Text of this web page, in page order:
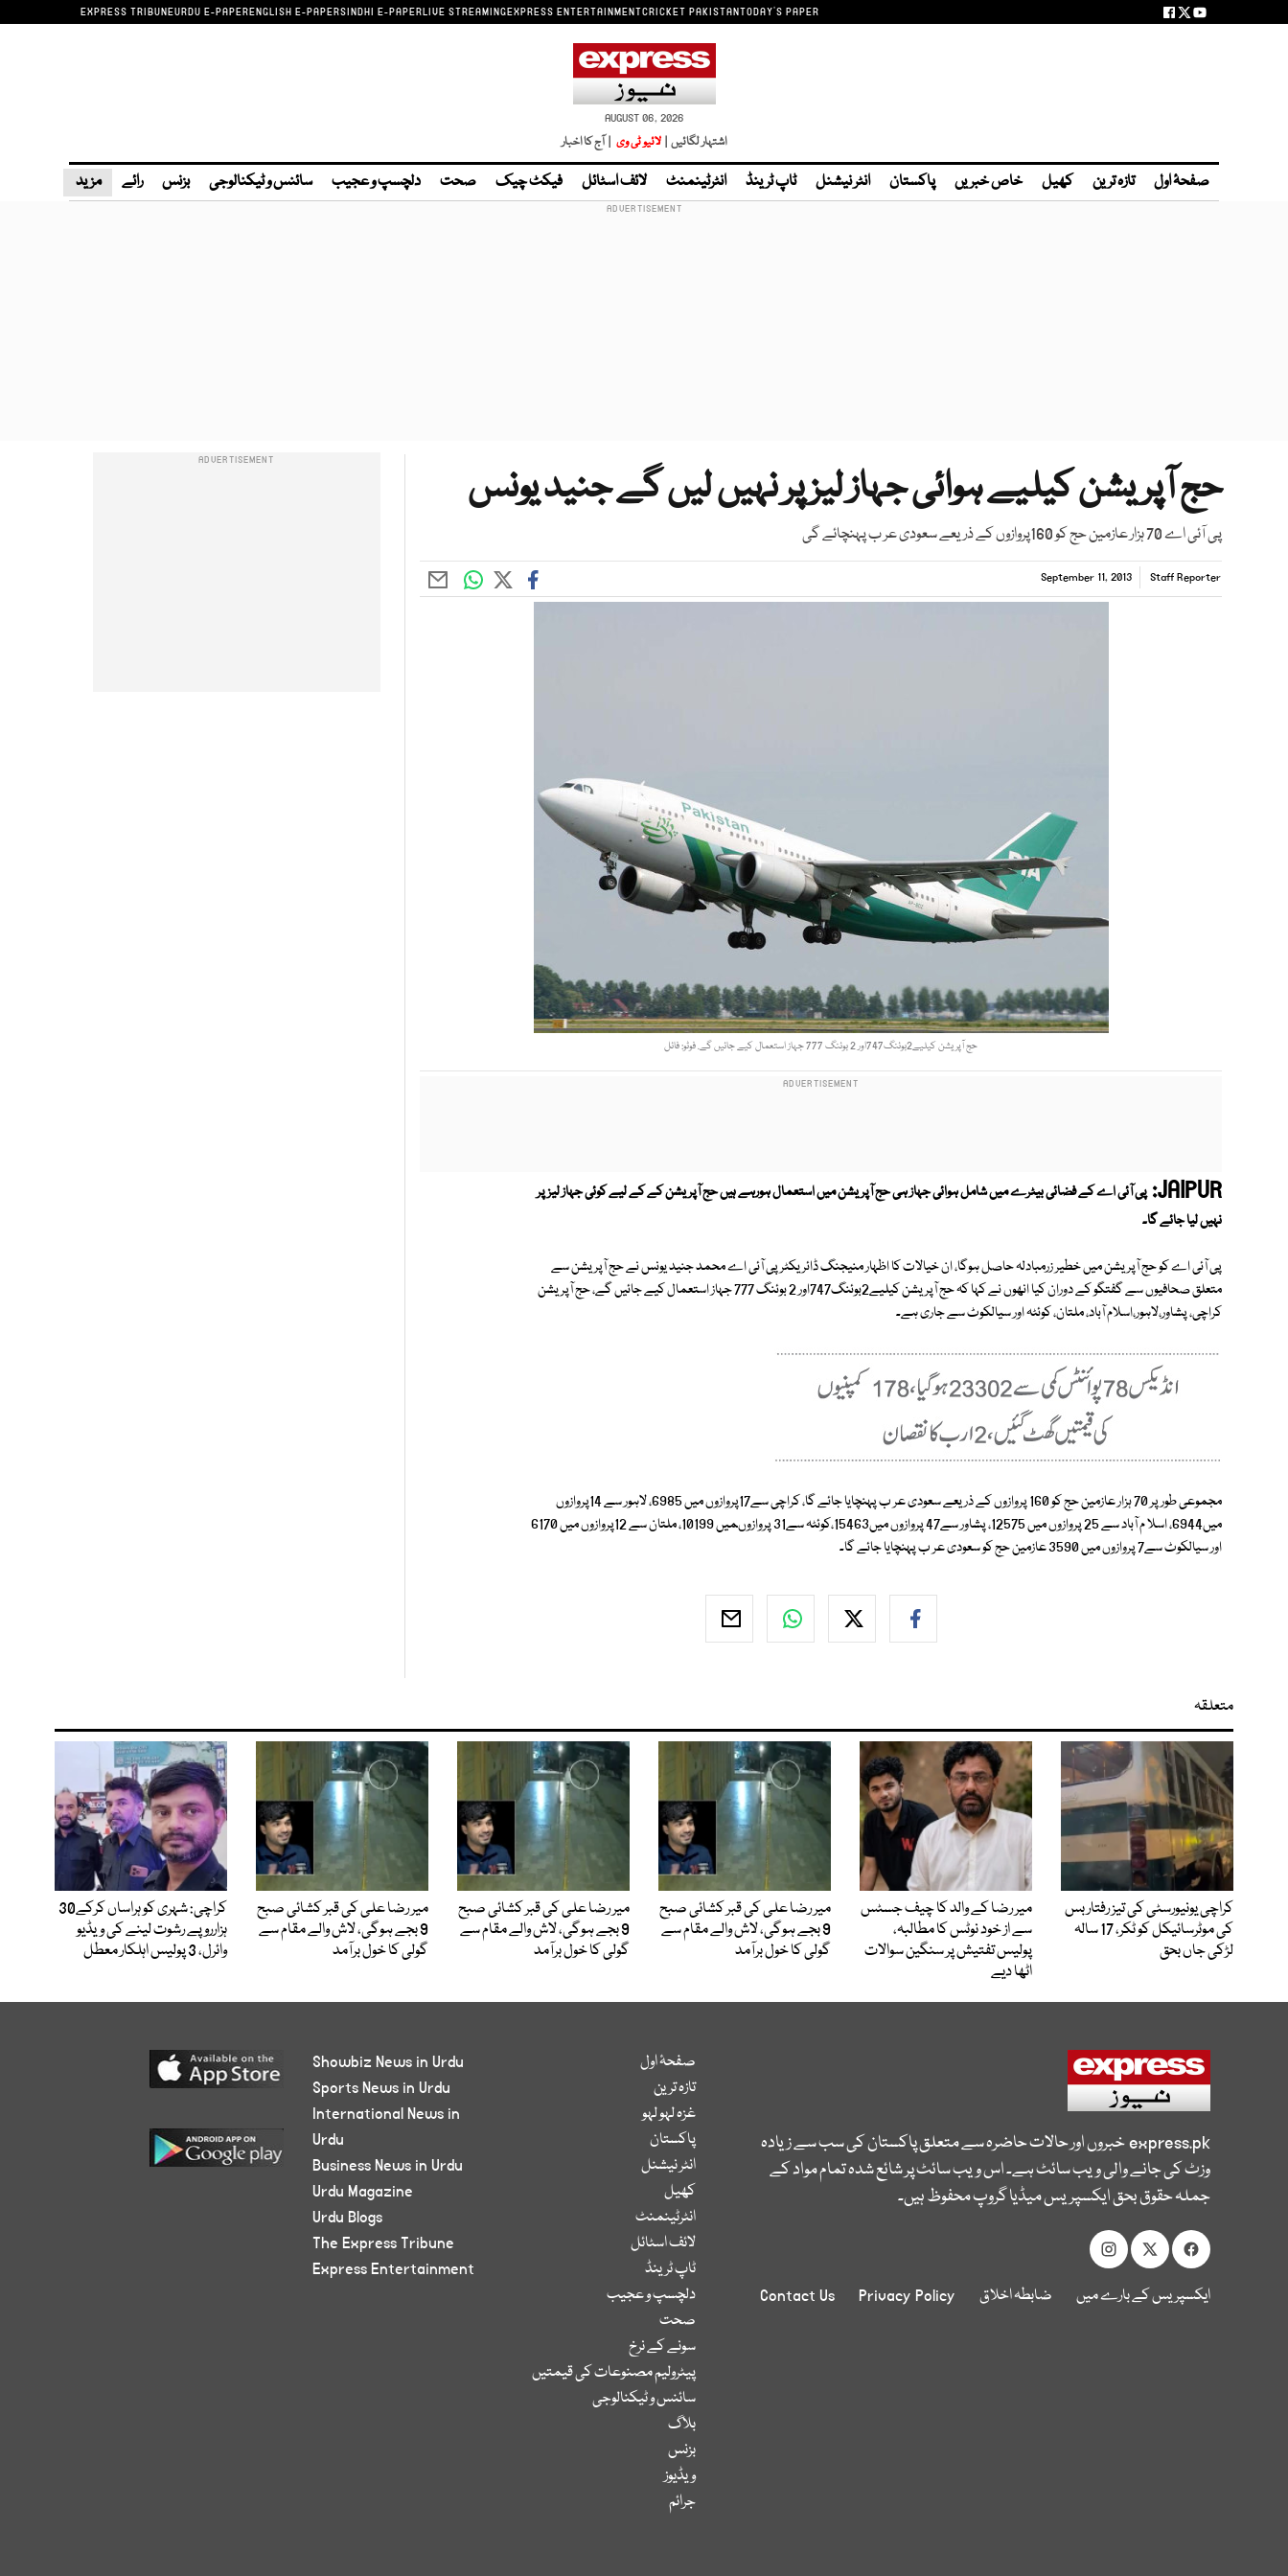
EXPRESS TRIBUNEURDU E-PAPERENGLISH E-PAPERSINDHI E-PAPERLIVE STREAMINGEXPRESS ENTERTAINMENTCRICKET PAKISTANTODAY'S PAPER
AUGUST 06, 2026
اشتہار لگائیں | لائیو ٹی وی | آج کا اخبار
صفحۂ اول تازہ ترین کھیل خاص خبریں پاکستان انٹر نیشنل ٹاپ ٹرینڈ انٹرٹینمنٹ لائف اسٹائل فیکٹ چیک صحت دلچسپ و عجیب سائنس و ٹیکنالوجی بزنس رائے مزید
حج آپریشن کیلیے ہوائی جہاز لیز پر نہیں لیں گے جنید یونس
پی آئی اے 70 ہزار عازمین حج کو 160پروازوں کے ذریعے سعودی عر ب پہنچائے گی
Staff Reporter
September 11, 2013
حج آپر یشن کیلیے2بوئنگ747اور 2 بوئنگ 777 جہاز استعمال کیے جائیں گے. فوٹو: فائل
JAIPUR: پی آئی اے کے فضائی بیٹرے میں شامل ہوائی جہاز ہی حج آپریشن میں استعمال ہورہے ہیں حج آپریشن کے کے لیے کوئی جہاز لیز پر
نہیں لیا جائے گا۔
پی آئی اے کو حج آپریشن میں خطیر زرمبادلہ حاصل ہوگا، ان خیالات کا اظہار منیجنگ ڈائریکٹر پی آئی اے محمد جنید یونس نے حج آپریشن سے
متعلق صحافیوں سے گفتگو کے دوران کیا انھوں نے کہا کہ حج آپر یشن کیلیے2بوئنگ747اور 2 بوئنگ 777 جہاز استعمال کیے جائیں گے، حج آپریشن
کراچی، پشاور،لاہور،اسلام آباد، ملتان، کوئٹہ اور سیالکوٹ سے جاری ہے۔
مجموعی طور پر 70 ہزار عازمین حج کو 160 پروازوں کے ذریعے سعودی عر ب پہنچایا جائے گا، کراچی سے17پروازوں میں 6985، لاہور سے 14پروازوں
میں6944، اسلا م آباد سے 25 پروازوں میں 12575، پشاور سے47 پروازوں میں15463،کوئٹہ سے31 پروازوںمیں 10199، ملتان سے 12پروازوں میں 6170
اور سیالکوٹ سے7 پروازوں میں 3590 عازمین حج کو سعودی عر ب پہنچایا جائے گا۔
متعلقہ
کراچی یونیورسٹی کی تیز رفتار بس
کی موٹرسائیکل کو ٹکر، 17 سالہ
لڑکی جاں بحق
میر رضا کے والد کا چیف جسٹس
سے از خود نوٹس کا مطالبہ،
پولیس تفتیش پر سنگین سوالات
اٹھا دیے
میر رضا علی کی قبر کشائی صبح
9 بجے ہوگی، لاش والے مقام سے
گولی کا خول برآمد
میر رضا علی کی قبر کشائی صبح
9 بجے ہوگی، لاش والے مقام سے
گولی کا خول برآمد
میر رضا علی کی قبر کشائی صبح
9 بجے ہوگی، لاش والے مقام سے
گولی کا خول برآمد
کراچی: شہری کو ہراساں کرکے30
ہزارروپے رشوت لینے کی ویڈیو
وائرل، 3 پولیس اہلکار معطل
express.pkخبروں اور حالات حاضرہ سے متعلق پاکستان کی سب سے زیادہ
وزٹ کی جانے والی ویب سائٹ ہے۔ اس ویب سائٹ پر شائع شدہ تمام مواد کے
جملہ حقوق بحق ایکسپریس میڈیا گروپ محفوظ ہیں۔
ایکسپریس کے بارے میں ضابطہ اخلاق Privacy Policy
Contact Us
صفحۂ اول
تازہ ترین
غزہ لہو لہو
پاکستان
انٹر نیشنل
کھیل
انٹرٹینمنٹ
لائف اسٹائل
ٹاپ ٹرینڈ
دلچسپ و عجیب
صحت
سونے کے نرخ
پیٹرولیم مصنوعات کی قیمتیں
سائنس و ٹیکنالوجی
بلاگ
بزنس
ویڈیوز
جرائم
Showbiz News in Urdu
Sports News in Urdu
International News in
Urdu
Business News in Urdu
Urdu Magazine
Urdu Blogs
The Express Tribune
Express Entertainment